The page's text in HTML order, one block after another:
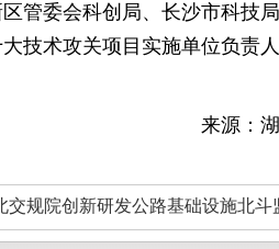
管委会科创局、长沙市科技
技术攻关项目实施单位负责
来源：
交规院创新研发公路基础设施北斗